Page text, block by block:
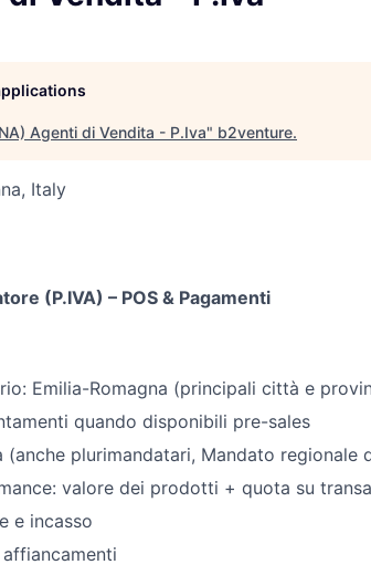
Agenti di Vendita - P.Iva" b2venture.
Italy
(P.IVA) – POS & Pagamenti
Emilia-Romagna (principali città e
quando disponibili pre-sales
(anche plurimandatari, Mandato regionale
valore dei prodotti + quota su
e incasso